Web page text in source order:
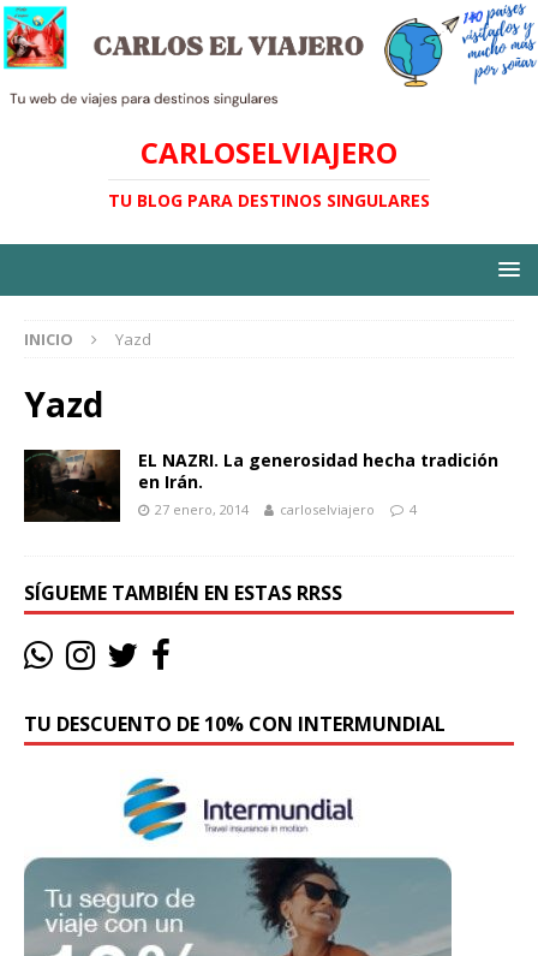
CARLOSELVIAJERO
TU BLOG PARA DESTINOS SINGULARES
INICIO Yazd
Yazd
EL NAZRI. La generosidad hecha tradición
en Irán.
27 enero, 2014 carloselviajero 4
SÍGUEME TAMBIÉN EN ESTAS RRSS
TU DESCUENTO DE 10% CON INTERMUNDIAL